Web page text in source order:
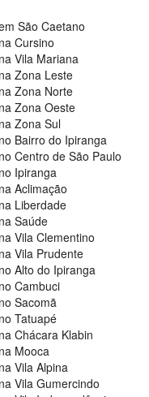
São Caetano
Cursino
Vila Mariana
Zona Leste
Zona Norte
Zona Oeste
Zona Sul
Bairro do Ipiranga
Centro de São Paulo
Ipiranga
Aclimação
Liberdade
Saúde
Vila Clementino
Vila Prudente
Alto do Ipiranga
Cambuci
Sacomã
Tatuapé
Chácara Klabin
Mooca
Vila Alpina
Vila Gumercindo